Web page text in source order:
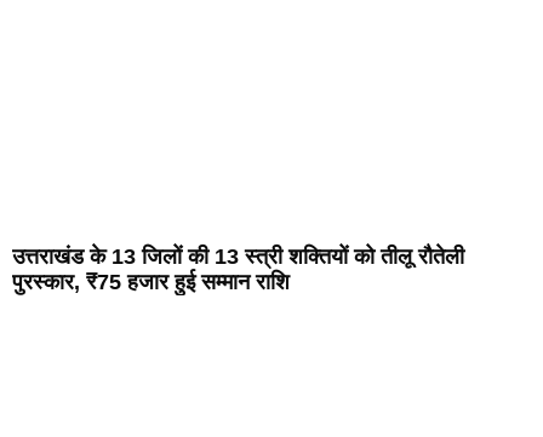
उत्तराखंड के 13 जिलों की 13 स्त्री शक्तियों को तीलू रौतेली
पुरस्कार, ₹75 हजार हुई सम्मान राशि